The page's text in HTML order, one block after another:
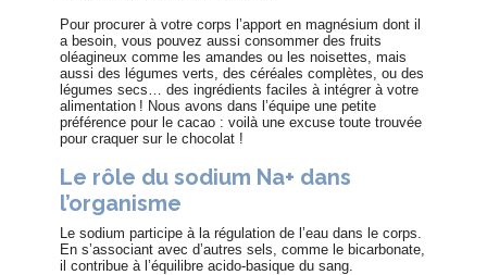
Pour procurer à votre corps l’apport en magnésium dont il
a besoin, vous pouvez aussi consommer des fruits
oléagineux comme les amandes ou les noisettes, mais
aussi des légumes verts, des céréales complètes, ou des
légumes secs… des ingrédients faciles à intégrer à votre
alimentation ! Nous avons dans l’équipe une petite
préférence pour le cacao : voilà une excuse toute trouvée
pour craquer sur le chocolat !
Le rôle du sodium Na+ dans
l’organisme
Le sodium participe à la régulation de l’eau dans le corps.
En s’associant avec d’autres sels, comme le bicarbonate,
il contribue à l’équilibre acido-basique du sang.